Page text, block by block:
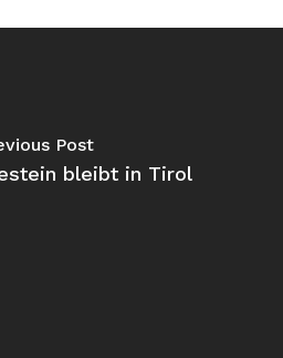
Post
bleibt in Tirol